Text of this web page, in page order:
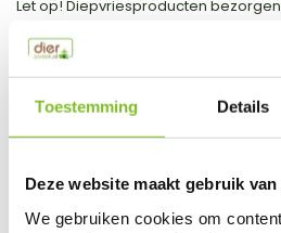
Toestemming Details
Deze website maakt gebruik
We gebruiken cookies om
Let op! Diepvriesproducten
Midden Delfland, Hoek van Holland,
kippenvlees, eend, rijst,
Vergelijk Delen